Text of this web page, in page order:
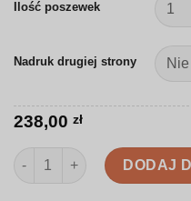
Ilość poszewek
Nadruk drugiej strony
238,00 zł
ilość Pościel | Leśne
DODAJ